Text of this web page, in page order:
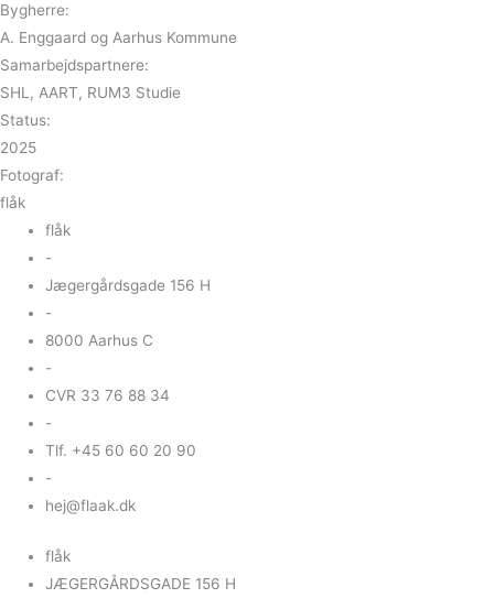
Bygherre:
A. Enggaard og Aarhus Kommune
Samarbejdspartnere:
SHL, AART, RUM3 Studie
Status:
2025
Fotograf:
flåk
flåk
-
Jægergårdsgade 156 H
-
8000 Aarhus C
-
CVR 33 76 88 34
-
Tlf. +45 60 60 20 90
-
hej@flaak.dk
flåk
JÆGERGÅRDSGADE 156 H